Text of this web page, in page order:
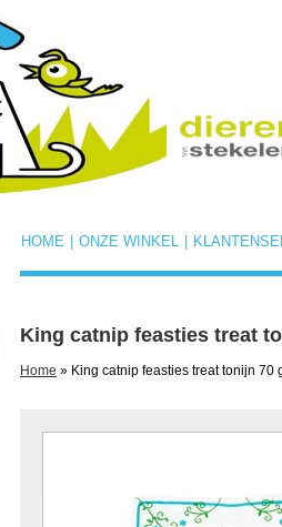
ONZE WINKEL
HOME
King catnip feasties treat
Home » King catnip feasties treat tonijn 70